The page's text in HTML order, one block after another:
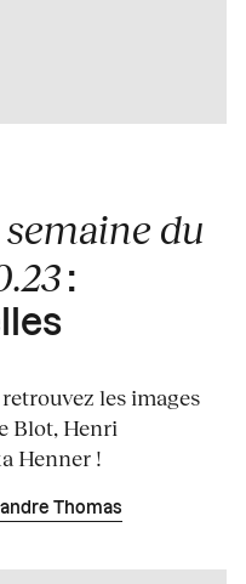
du
:
les images
Blot, Henri
Henner !
Thomas